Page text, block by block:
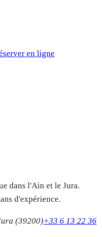
en ligne
dans l'Ain et le Jura.
d'expérience.
(39200)+33 6 13 22 36